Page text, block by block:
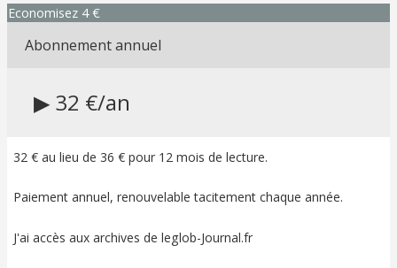
Economisez 4 €
Abonnement annuel
▶ 32 €/an
32 € au lieu de 36 € pour 12 mois de lecture.
Paiement annuel, renouvelable tacitement chaque année.
J'ai accès aux archives de leglob-Journal.fr